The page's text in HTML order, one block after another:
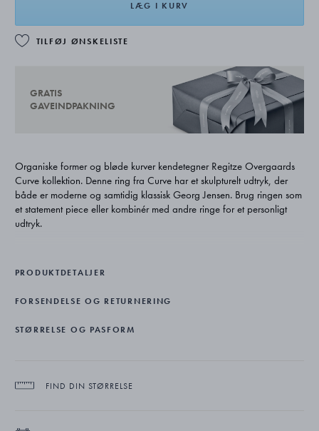
LÆG I KURV
TILFØJ ØNSKELISTE
GRATIS
GAVEINDPAKNING
Organiske former og bløde kurver kendetegner Regitze Overgaards
Curve kollektion. Denne ring fra Curve har et skulpturelt udtryk, der
både er moderne og samtidig klassisk Georg Jensen. Brug ringen som
et statement piece eller kombinér med andre ringe for et personligt
udtryk.
sofistikerede kvinde.
Curve ringen er udført i sterling sølv.
PRODUKTDETALJER
FORSENDELSE OG RETURNERING
STØRRELSE OG PASFORM
FIND DIN STØRRELSE